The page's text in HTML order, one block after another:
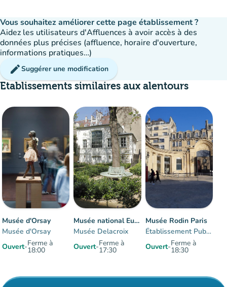
Vous souhaitez améliorer cette page établissement ?
Aidez les utilisateurs d'Affluences à avoir accès à des
données plus précises (affluence, horaire d'ouverture,
informations pratiques…)
editSuggérer une modification
Etablissements similaires aux alentours
Musée d'Orsay
Musée d'Orsay
Ouvert-Ferme à
18:00
Musée national Eugène-Delacroix
Musée Delacroix
Ouvert-Ferme à
17:30
d'occupation
Musée Rodin Paris
Établissement Public du musée Rodin
Ouvert-Ferme à
18:30
Affluence:
man
man
manModéré